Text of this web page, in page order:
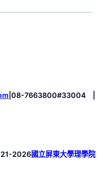
08-7663800#33004
2026國立屏東大學理學院